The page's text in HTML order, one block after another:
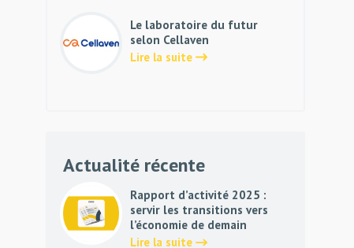
Le laboratoire du futur
selon Cellaven
Lire la suite
Actualité récente
Rapport d’activité 2025 :
servir les transitions vers
l’économie de demain
Lire la suite